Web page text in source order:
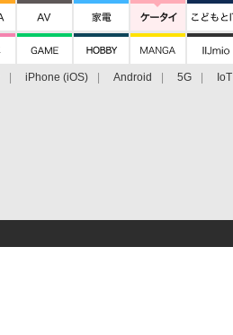
iPhone (iOS) Android 5G IoT